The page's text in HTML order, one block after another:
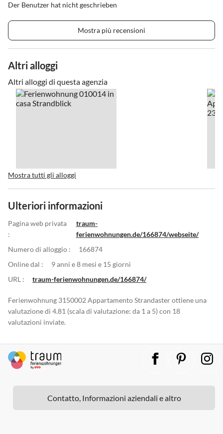
Der Benutzer hat nicht geschrieben
Mostra più recensioni
Altri alloggi
Altri alloggi di questa agenzia
Mostra tutti gli alloggi
Ulteriori informazioni
Pagina web privata
:
traum-
ferienwohnungen.de/166874/webseite/
Numero di alloggio :
166874
Online dal :
9 anni e 8 mesi e 15 giorni
URL :
traum-ferienwohnungen.de/166874/
Ferienwohnung 3150002 Appartamento Strandaster ottiene una
valutazione di 4.81 (scala di valutazione: da 1 a 5) con 18
valutazioni inviate.
Contatto, Informazioni aziendali e altro